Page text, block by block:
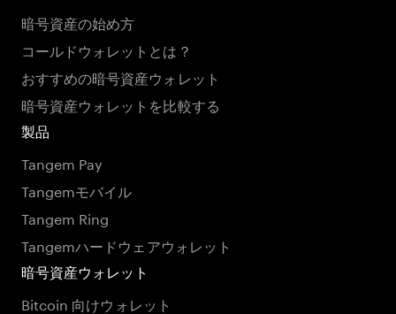
暗号資産の始め方
コールドウォレットとは？
おすすめの暗号資産ウォレット
暗号資産ウォレットを比較する
製品
Tangem Pay
Tangemモバイル
Tangem Ring
Tangemハードウェアウォレット
暗号資産ウォレット
Bitcoin 向けウォレット